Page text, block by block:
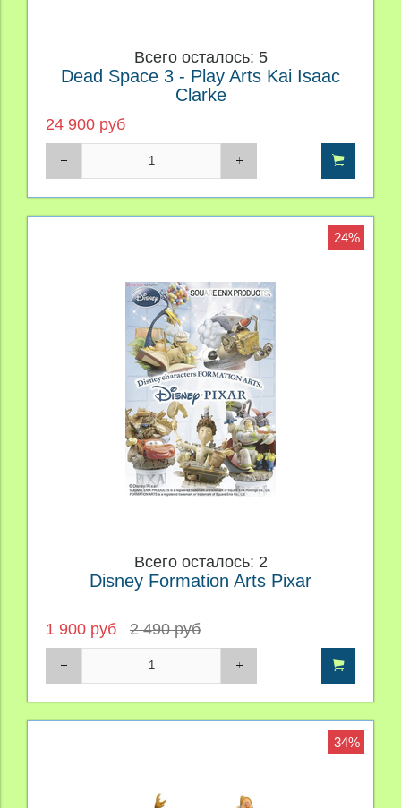
Всего осталось: 5
Dead Space 3 - Play Arts Kai Isaac
Clarke
24 900 руб
24%
Всего осталось: 2
Disney Formation Arts Pixar
1 900 руб 2 490 руб
34%